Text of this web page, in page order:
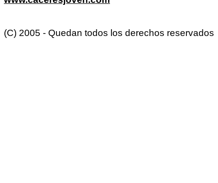
(C) 2005 - Quedan todos los derechos reservados